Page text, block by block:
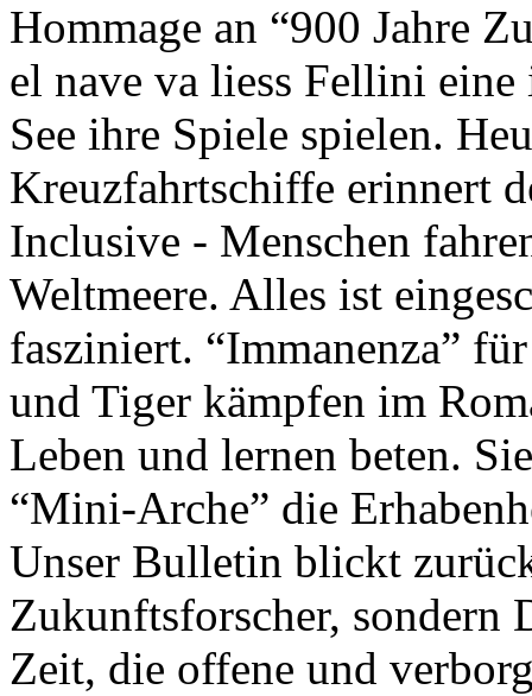
Hommage an “900 Jahre
el nave va liess Fellini
See ihre Spiele spielen.
Kreuzfahrtschiffe erinnert
Inclusive - Menschen
Weltmeere. Alles ist
fasziniert. “Immanenza”
und Tiger kämpfen im
Leben und lernen beten.
“Mini-Arche” die
Unser Bulletin blickt
Zukunftsforscher, sondern
Zeit, die offene und